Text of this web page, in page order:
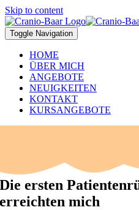
Skip to content
Toggle Navigation
HOME
ÜBER MICH
ANGEBOTE
NEUIGKEITEN
KONTAKT
KURSANGEBOTE
Die ersten
erreichten mich